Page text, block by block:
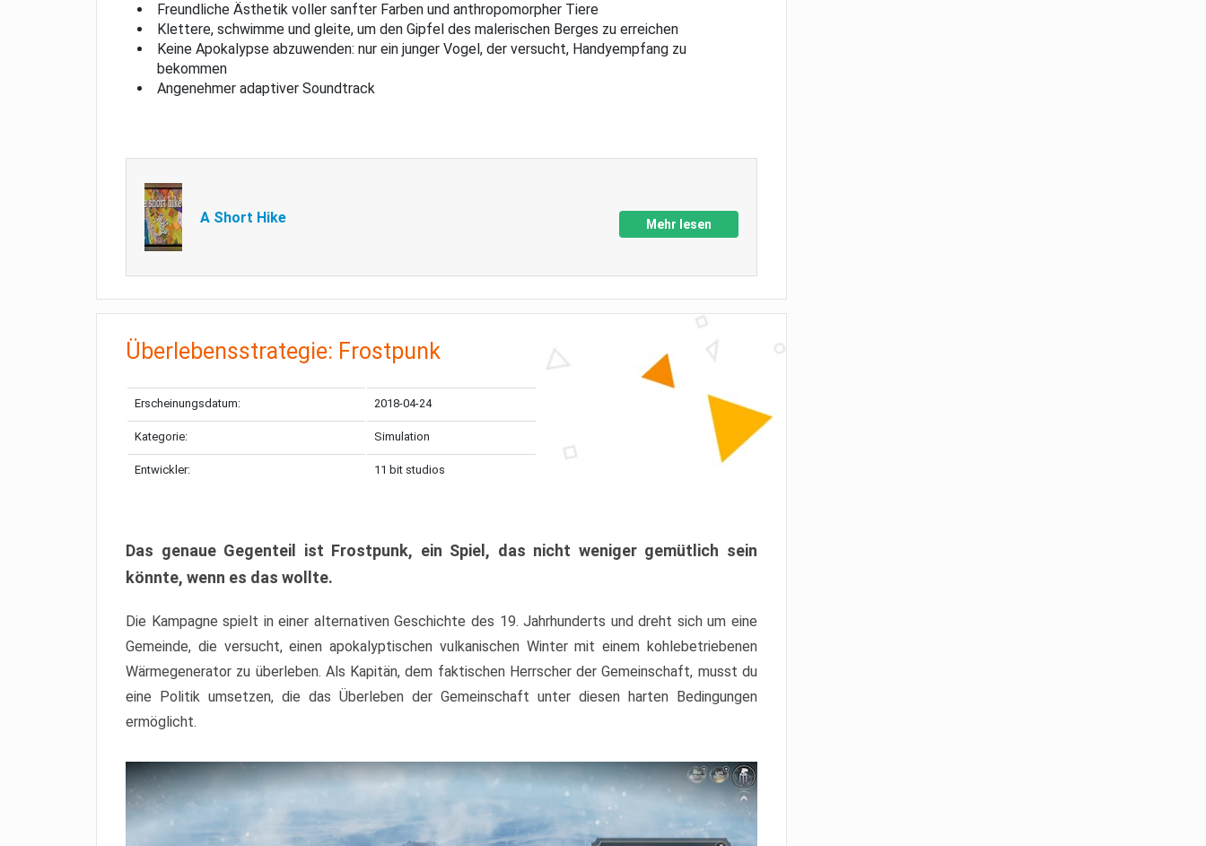
Freundliche Ästhetik voller sanfter Farben und anthropomorpher Tiere
Klettere, schwimme und gleite, um den Gipfel des malerischen Berges zu erreichen
Keine Apokalypse abzuwenden: nur ein junger Vogel, der versucht, Handyempfang zu
bekommen
Angenehmer adaptiver Soundtrack
A Short Hike Mehr lesen
Überlebensstrategie: Frostpunk
Erscheinungsdatum: 2018-04-24
Kategorie: Simulation
Entwickler: 11 bit studios
Das genaue Gegenteil ist Frostpunk, ein Spiel, das nicht weniger gemütlich sein
könnte, wenn es das wollte.
Die Kampagne spielt in einer alternativen Geschichte des 19. Jahrhunderts und dreht sich um eine
Gemeinde, die versucht, einen apokalyptischen vulkanischen Winter mit einem kohlebetriebenen
Wärmegenerator zu überleben. Als Kapitän, dem faktischen Herrscher der Gemeinschaft, musst du
eine Politik umsetzen, die das Überleben der Gemeinschaft unter diesen harten Bedingungen
ermöglicht.